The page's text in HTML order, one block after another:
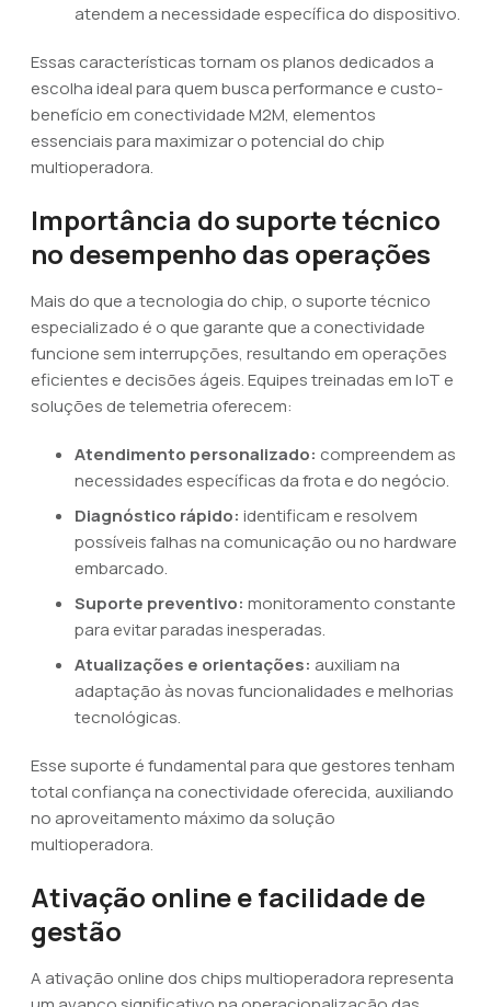
atendem a necessidade específica do dispositivo.
Essas características tornam os planos dedicados a
escolha ideal para quem busca performance e custo-
benefício em conectividade M2M, elementos
essenciais para maximizar o potencial do chip
multioperadora.
Importância do suporte técnico
no desempenho das operações
Mais do que a tecnologia do chip, o suporte técnico
especializado é o que garante que a conectividade
funcione sem interrupções, resultando em operações
eficientes e decisões ágeis. Equipes treinadas em IoT e
soluções de telemetria oferecem:
Atendimento personalizado: compreendem as
necessidades específicas da frota e do negócio.
Diagnóstico rápido: identificam e resolvem
possíveis falhas na comunicação ou no hardware
embarcado.
Suporte preventivo: monitoramento constante
para evitar paradas inesperadas.
Atualizações e orientações: auxiliam na
adaptação às novas funcionalidades e melhorias
tecnológicas.
Esse suporte é fundamental para que gestores tenham
total confiança na conectividade oferecida, auxiliando
no aproveitamento máximo da solução
multioperadora.
Ativação online e facilidade de
gestão
A ativação online dos chips multioperadora representa